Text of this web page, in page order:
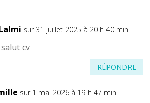
sur 31 juillet 2025 à 20 h 40 min
cv
RÉPONDRE
sur 1 mai 2026 à 19 h 47 min